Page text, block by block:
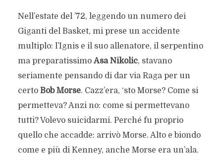
Nell’estate del ’72, leggendo un numero dei
Giganti del Basket, mi prese un accidente
multiplo: l’Ignis e il suo allenatore, il serpentino
ma preparatissimo Asa Nikolic, stavano
seriamente pensando di dar via Raga per un
certo Bob Morse. Cazz’era, ‘sto Morse? Come si
permetteva? Anzi no: come si permettevano
tutti? Volevo suicidarmi. Perché fu proprio
quello che accadde: arrivò Morse. Alto e biondo
come e più di Kenney, anche Morse era un’ala.